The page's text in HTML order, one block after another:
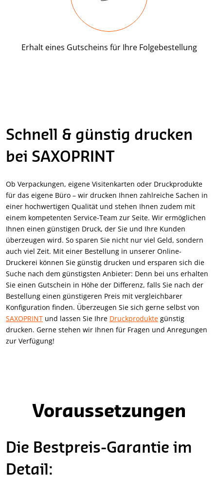
Erhalt eines Gutscheins für Ihre Folgebestellung
Schnell & günstig drucken
bei SAXOPRINT
Ob Verpackungen, eigene Visitenkarten oder Druckprodukte
für das eigene Büro – wir drucken Ihnen zahlreiche Sachen in
einer hochwertigen Qualität und stehen Ihnen zudem mit
einem kompetenten Service-Team zur Seite. Wir ermöglichen
Ihnen einen günstigen Druck, der Sie und Ihre Kunden
überzeugen wird. So sparen Sie nicht nur viel Geld, sondern
auch viel Zeit. Mit einer Bestellung in unserer Online-
Druckerei können Sie günstig drucken und ersparen sich die
Suche nach dem günstigsten Anbieter: Denn bei uns erhalten
Sie einen Gutschein in Höhe der Differenz, falls Sie nach der
Bestellung einen günstigeren Preis mit vergleichbarer
Konfiguration finden. Überzeugen Sie sich gerne selbst von
SAXOPRINT und lassen Sie Ihre Druckprodukte günstig
drucken. Gerne stehen wir Ihnen für Fragen und Anregungen
zur Verfügung!
Voraussetzungen
Die Bestpreis-Garantie im
Detail: